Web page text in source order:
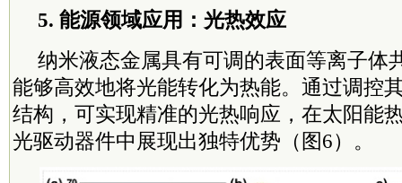
5. 能源领域应用：光热效应
纳米液态金属具有可调的表面等离子体
能够高效地将光能转化为热能。通过调控
结构，可实现精准的光热响应，在太阳能
光驱动器件中展现出独特优势（图6）。